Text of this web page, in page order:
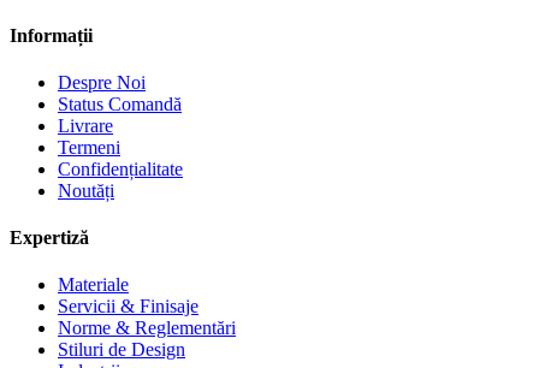
Informații
Despre Noi
Status Comandă
Livrare
Termeni
Confidențialitate
Noutăți
Expertiză
Materiale
Servicii & Finisaje
Norme & Reglementări
Stiluri de Design